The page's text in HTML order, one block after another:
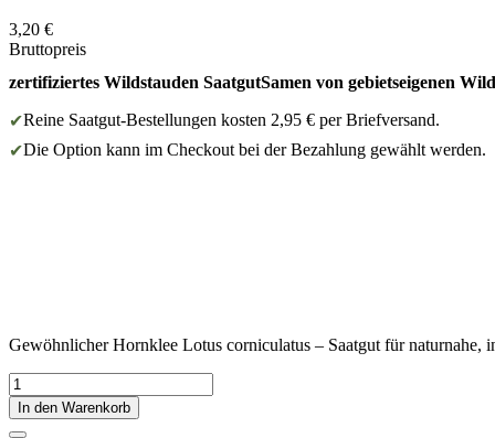
3,20 €
Bruttopreis
zertifiziertes Wildstauden SaatgutSamen von gebietseigenen
✔Reine Saatgut-Bestellungen kosten 2,95 € per Briefversand.
✔Die Option kann im Checkout bei der Bezahlung gewählt werden.
Gewöhnlicher Hornklee Lotus corniculatus – Saatgut für naturnahe,
In den Warenkorb